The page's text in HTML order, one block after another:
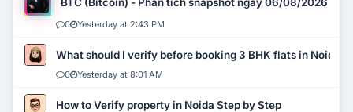
0 Yesterday at 2:43 PM
What should I verify before booking 3 BHK flats in Noida?
0 Yesterday at 8:01 AM
How to Verify property in Noida Step by Step